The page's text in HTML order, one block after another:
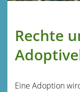
Rechte
Eine Adoption